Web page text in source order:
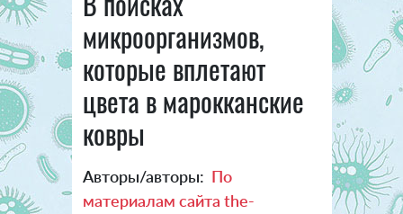
микроорганизмов,
которые вплетают
цвета в марокканские
ковры
Авторы/авторы: По
материалам сайта the-